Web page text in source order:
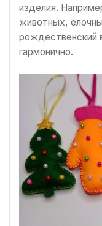
изделия.
животных,
рождественский
гармонично.